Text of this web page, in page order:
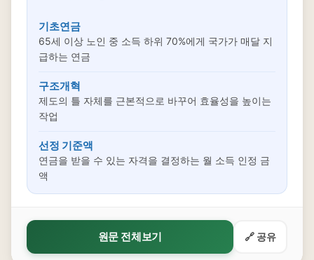
기초연금
65세 이상 노인 중 소득 하위 70%에게 국가가 매달 지
급하는 연금
구조개혁
제도의 틀 자체를 근본적으로 바꾸어 효율성을 높이는
작업
선정 기준액
연금을 받을 수 있는 자격을 결정하는 월 소득 인정 금
액
원문 전체보기 🔗 공유